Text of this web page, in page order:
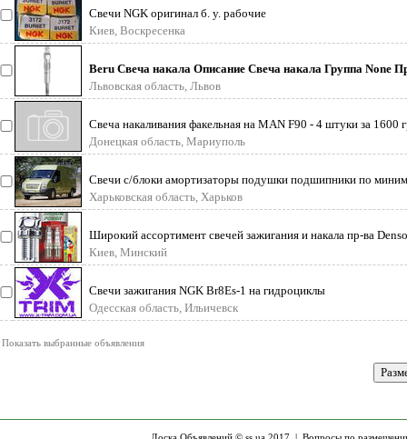
Свечи NGK оригинал б. у. рабочие
Киев, Воскресенка
Beru Свеча накала Описание Свеча накала Группа None
Beru Сила тока [A]
Львовская область, Львов
Свеча накаливания факельная на MAN F90 - 4 штуки за 1600
01. 23. 34. 37
Донецкая область, Мариуполь
Свечи с/блоки амортизаторы подушки подшипники по
Харьковская область, Харьков
Широкий ассортимент свечей зажигания и накала пр-ва
со склада в Киеве,
Киев, Минский
Свечи зажигания NGK Br8Es-1 на гидроциклы
Xlt800/gp800/xlt1200/gp1200/gp1300 Yamaha. То
Одесская область, Ильичевск
Показать выбранные объявления